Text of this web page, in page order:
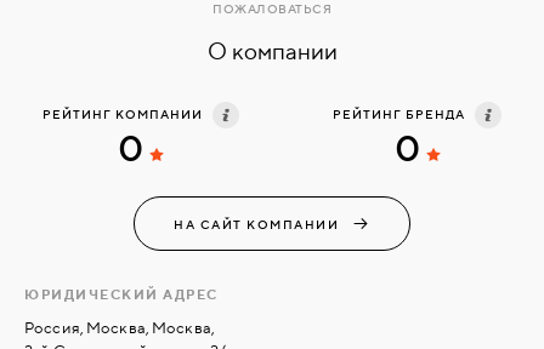
ИНТЕРЕСНЫЕ
СВЯЗАТЬСЯ
НАМИ
О компании
ПОЖАЛОВАТЬСЯ
РЕЙТИНГ КОМПАНИИ
0
РЕЙТИНГ БРЕНДА
0
НА САЙТ КОМПАНИИ
ЮРИДИЧЕСКИЙ АДРЕС
Россия, Москва, Москва,